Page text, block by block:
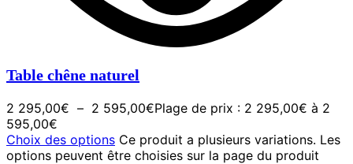
Table chêne naturel
2 295,00€ – 2 595,00€Plage de prix : 2 295,00€ à 2
595,00€
Choix des options Ce produit a plusieurs variations. Les
options peuvent être choisies sur la page du produit